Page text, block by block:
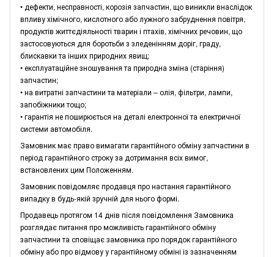
• дефекти, несправності, корозія запчастин, що виникли внаслідок
впливу хімічного, кислотного або лужного забруднення повітря,
продуктів життєдіяльності тварин і птахів, хімічних речовин, що
застосовуються для боротьби з зледенінням доріг, граду,
блискавки та інших природних явищ;
• експлуатаційне зношування та природна зміна (старіння)
запчастин;
• на витратні запчастини та матеріали – олія, фільтри, лампи,
запобіжники тощо;
• гарантія не поширюється на деталі електронної та електричної
системи автомобіля.
Замовник має право вимагати гарантійного обміну запчастини в
період гарантійного строку за дотримання всіх вимог,
встановлених цим Положенням.
Замовник повідомляє продавця про настання гарантійного
випадку в будь-якій зручній для нього формі.
Продавець протягом 14 днів після повідомлення Замовника
розглядає питання про можливість гарантійного обміну
запчастини та сповіщає замовника про порядок гарантійного
обміну або про відмову у гарантійному обміні із зазначенням